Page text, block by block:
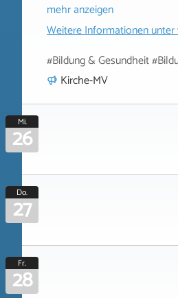
mehr anzeigen
Weitere Informationen unter
#Bildung & Gesundheit
Kirche-MV
Mi.
26
Do.
27
Fr.
28